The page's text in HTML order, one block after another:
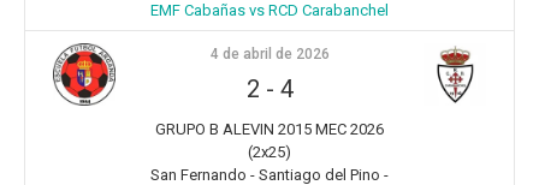
EMF Cabañas vs RCD Carabanchel
4 de abril de 2026
2 - 4
GRUPO B ALEVIN 2015 MEC 2026
(2x25)
San Fernando - Santiago del Pino -